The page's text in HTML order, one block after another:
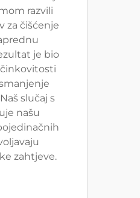
razvili
za čišćenje
je bio
slučaj s
našu
zahtjeve.